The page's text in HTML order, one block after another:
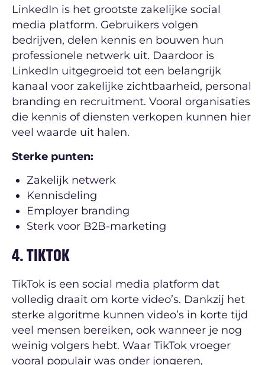
LinkedIn is het grootste zakelijke social
media platform. Gebruikers volgen
bedrijven, delen kennis en bouwen hun
professionele netwerk uit. Daardoor is
LinkedIn uitgegroeid tot een belangrijk
kanaal voor zakelijke zichtbaarheid, personal
branding en recruitment. Vooral organisaties
die kennis of diensten verkopen kunnen hier
veel waarde uit halen.
Sterke punten:
Zakelijk netwerk
Kennisdeling
Employer branding
Sterk voor B2B-marketing
4. TIKTOK
TikTok is een social media platform dat
volledig draait om korte video’s. Dankzij het
sterke algoritme kunnen video’s in korte tijd
veel mensen bereiken, ook wanneer je nog
weinig volgers hebt. Waar TikTok vroeger
vooral populair was onder jongeren,